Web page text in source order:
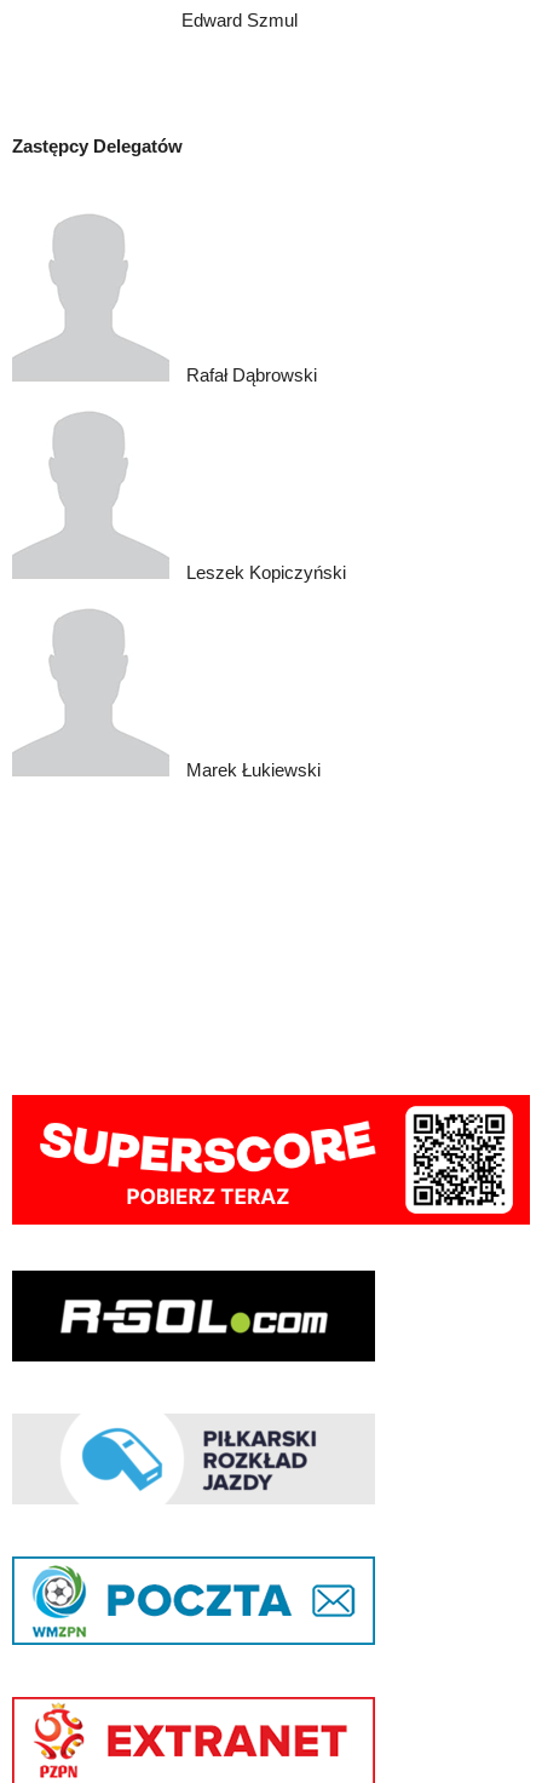
Edward Szmul
Zastępcy Delegatów
Rafał Dąbrowski
Leszek Kopiczyński
Marek Łukiewski